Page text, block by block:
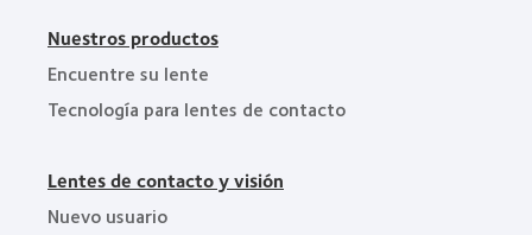
Nuestros productos
Encuentre su lente
Tecnología para lentes de contacto
Lentes de contacto y visión
Nuevo usuario